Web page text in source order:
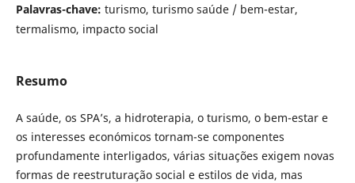
Palavras-chave: turismo, turismo saúde / bem-estar,
termalismo, impacto social
Resumo
A saúde, os SPA’s, a hidroterapia, o turismo, o bem-estar e
os interesses económicos tornam-se componentes
profundamente interligados, várias situações exigem novas
formas de reestruturação social e estilos de vida, mas